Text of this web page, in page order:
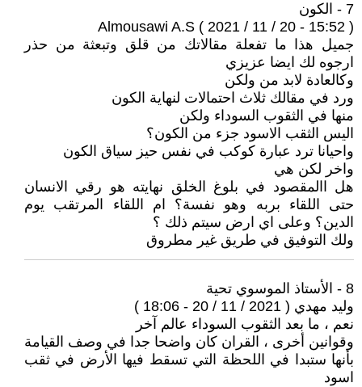
7 - الكون
Almousawi A.S ( 2021 / 11 / 20 - 15:52 )
جميل هذا ما تفعلة مقالاتك من قلق وتبعثة من حذر
ارجوه لك ايضا عزيزي
وكالعادة لابد من ولكن
ورد في مقالك ثلاث احتمالات لنهاية الكون
منها في الثقوب السوداء ولكن
اليس الثقب الاسود جزء من الكون؟
واحيانا ترد عبارة كوكب في نفس حيز سياق الكون
واخر لكن هي
هل االمقصود في بلوغ الخلق نهايته هو رقي الانسان
حتى اللقاء بربه وهو نفسة؟ ام اللقاء المرتقب يوم
الدين؟ وعلى اي ارض سيتم ذلك ؟
ولك التوفيق في طريق غير مطروق
8 - الأستاذ الموسوي تحية
وليد مهدي ( 2021 / 11 / 20 - 18:06 )
نعم ، ما بعد الثقوب السوداء عالم آخر
وقوانين أخرى ، القران كان واضحا جدا في وصف القيامة
بأنها ستبدا في اللحظة التي تسقط فيها الأرض في ثقب
اسود